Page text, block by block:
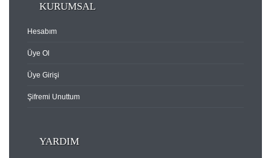
KURUMSAL
Hesabım
Üye Ol
Üye Girişi
Şifremi Unuttum
YARDIM